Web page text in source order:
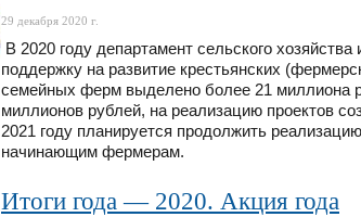
29 декабря 2020 г.
В 2020 году департамент сельского
поддержку на развитие крестьянских
семейных ферм выделено более 21 миллиона
миллионов рублей, на реализацию проектов
2021 году планируется продолжить
начинающим фермерам.
Итоги года — 2020. Акция года